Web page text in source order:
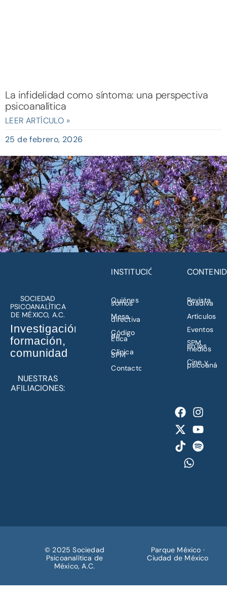
La infidelidad como síntoma: una perspectiva
psicoanalítica
LEER ARTÍCULO »
25 de febrero, 2026
SOCIEDAD
PSICOANALÍTICA
DE MÉXICO, A.C.
Investigación,
formación,
comunidad
NUESTRAS
AFILIACIONES:
INSTITUCIÓN
Quiénes
somos
Mesa
directiva
Código
de
Ética
Clínica
SPM
Contacto
Revista
Gradiva
Artículos
Eventos
SPM
en los
medios
Cine y
© 2025 Sociedad
Psicoanalítica de
México, A.C.
Parque México ·
Ciudad de México